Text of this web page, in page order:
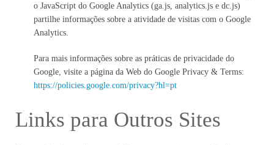
o JavaScript do Google Analytics (ga.js, analytics.js e dc.js)
partilhe informações sobre a atividade de visitas com o Google
Analytics.
Para mais informações sobre as práticas de privacidade do
Google, visite a página da Web do Google Privacy & Terms:
https://policies.google.com/privacy?hl=pt
Links para Outros Sites